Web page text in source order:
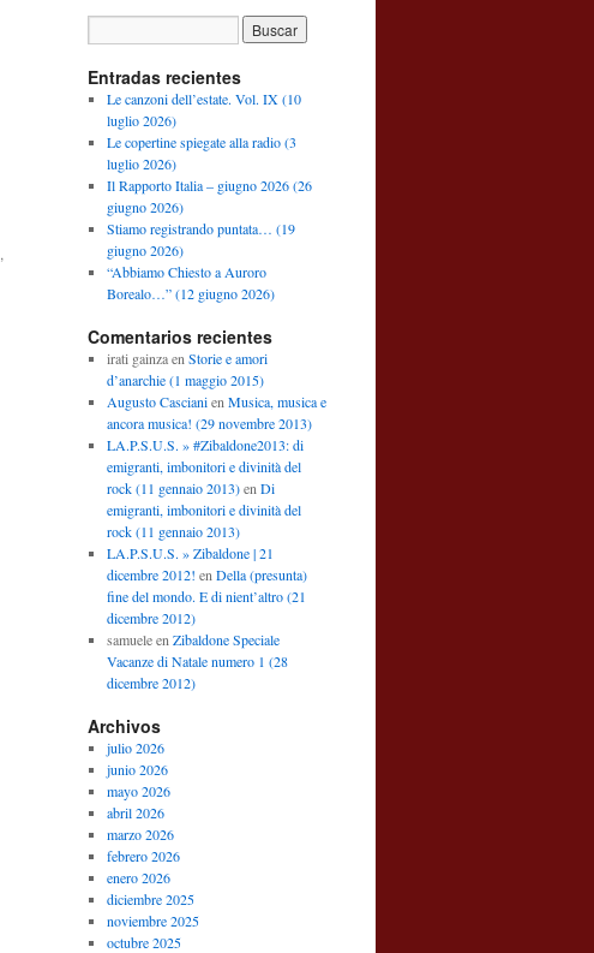
,
Entradas recientes
Le canzoni dell’estate. Vol. IX (10
luglio 2026)
Le copertine spiegate alla radio (3
luglio 2026)
Il Rapporto Italia – giugno 2026 (26
giugno 2026)
Stiamo registrando puntata… (19
giugno 2026)
“Abbiamo Chiesto a Auroro
Borealo…” (12 giugno 2026)
Comentarios recientes
irati gainzaen Storie e amori
d’anarchie (1 maggio 2015)
Augusto Cascianien Musica, musica e
ancora musica! (29 novembre 2013)
LA.P.S.U.S. » #Zibaldone2013: di
emigranti, imbonitori e divinità del
rock (11 gennaio 2013)en Di
emigranti, imbonitori e divinità del
rock (11 gennaio 2013)
LA.P.S.U.S. » Zibaldone | 21
dicembre 2012! en Della (presunta)
fine del mondo. E di nient’altro (21
dicembre 2012)
samueleen Zibaldone Speciale
Vacanze di Natale numero 1 (28
dicembre 2012)
Archivos
julio 2026
junio 2026
mayo 2026
abril 2026
marzo 2026
febrero 2026
enero 2026
diciembre 2025
noviembre 2025
octubre 2025